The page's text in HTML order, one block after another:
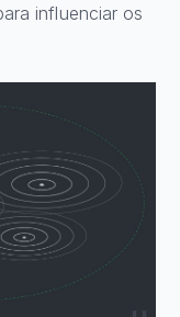
influenciar os